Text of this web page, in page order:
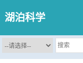
湖泊科学